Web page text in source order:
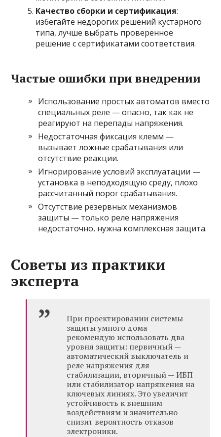
Качество сборки и сертификация:
избегайте недорогих решений кустарного
типа, лучше выбрать проверенное
решение с сертификатами соответствия.
Частые ошибки при внедрении
Использование простых автоматов вместо
специальных реле — опасно, так как не
реагируют на перепады напряжения.
Недостаточная фиксация клемм —
вызывает ложные срабатывания или
отсутствие реакции.
Игнорирование условий эксплуатации —
установка в неподходящую среду, плохо
рассчитанный порог срабатывания.
Отсутствие резервных механизмов
защиты — только реле напряжения
недостаточно, нужна комплексная защита.
Советы из практики
эксперта
При проектировании системы
защиты умного дома
рекомендую использовать два
уровня защиты: первичный —
автоматический выключатель и
реле напряжения для
стабилизации, вторичный — ИБП
или стабилизатор напряжения на
ключевых линиях. Это увеличит
устойчивость к внешним
воздействиям и значительно
снизит вероятность отказов
электроники.